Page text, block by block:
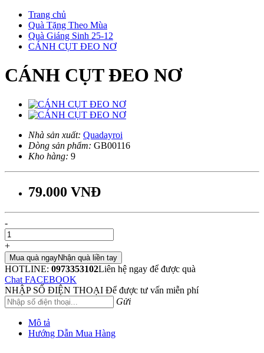
Trang chủ
Quà Tặng Theo Mùa
Quà Giáng Sinh 25-12
CÁNH CỤT ĐEO NƠ
CÁNH CỤT ĐEO NƠ
Nhà sản xuất: Quadayroi
Dòng sản phẩm: GB00116
Kho hàng: 9
79.000 VNĐ
-
+
Mua quà ngayNhận quà liền tay
HOTLINE: 0973353102Liên hệ ngay để được quà
Chat FACEBOOK
NHẬP SỐ ĐIỆN THOẠI Để được tư vấn miễn phí
Gửi
Mô tả
Hướng Dẫn Mua Hàng